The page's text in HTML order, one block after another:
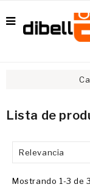
Lista de
Relevancia
Mostrando 1-3 de